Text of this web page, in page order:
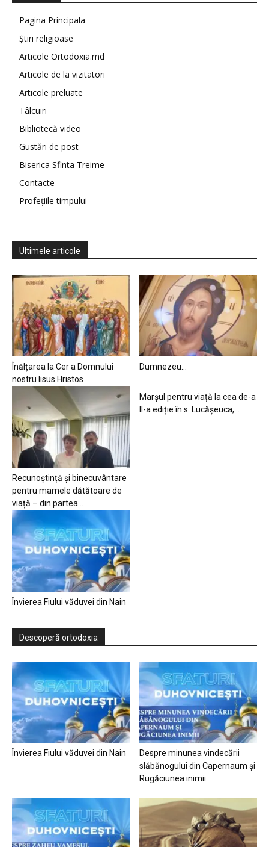
Pagina Principala
Știri religioase
Articole Ortodoxia.md
Articole de la vizitatori
Articole preluate
Tâlcuiri
Bibliotecă video
Gustări de post
Biserica Sfinta Treime
Contacte
Profețiile timpului
Ultimele articole
Înălțarea la Cer a Domnului
nostru Iisus Hristos
Dumnezeu…
Recunoștință și binecuvântare
pentru mamele dătătoare de
viață – din partea...
Marșul pentru viață la cea de-a
II-a ediție în s. Lucășeuca,...
Învierea Fiului văduvei din Nain
Descoperă ortodoxia
Învierea Fiului văduvei din Nain
Despre minunea vindecării
slăbănogului din Capernaum și
Rugăciunea inimii